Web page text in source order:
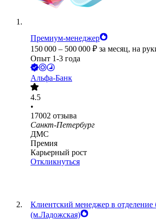
Премиум-менеджер
150 000 – 500 000 ₽ за месяц, на
Опыт 1-3 года
Альфа-Банк
4.5
•
17002 отзыва
Санкт-Петербург
ДМС
Премия
Карьерный рост
Откликнуться
Клиентский менеджер в отделение
(м.Ладожская)